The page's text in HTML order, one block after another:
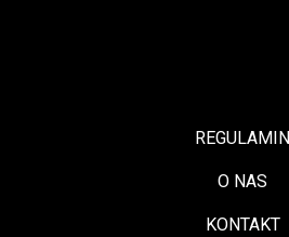
REGULAMIN
O NAS
KONTAKT